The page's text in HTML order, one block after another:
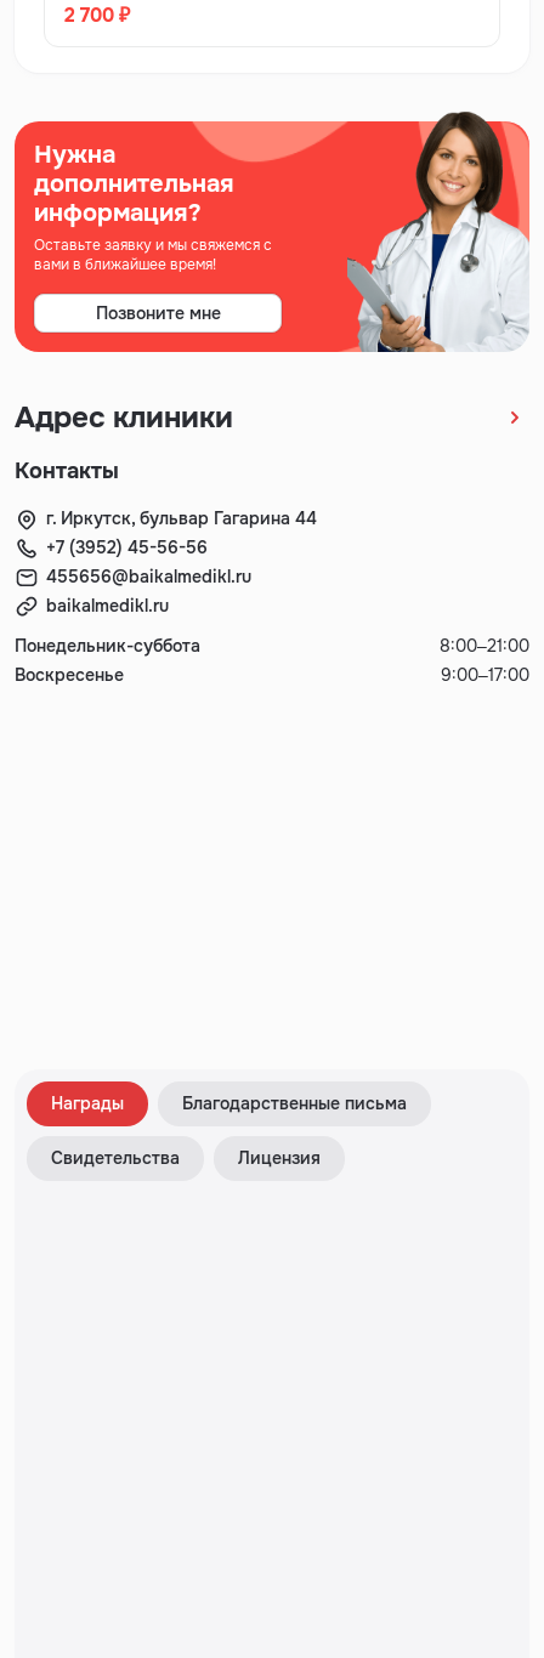
2 700 ₽
Нужна
дополнительная
информация?
Оставьте заявку и мы свяжемся с
вами в ближайшее время!
Позвоните мне
Адрес клиники
Контакты
г. Иркутск, бульвар Гагарина 44
+7 (3952) 45-56-56
455656@baikalmedikl.ru
baikalmedikl.ru
Понедельник-суббота
8:00–21:00
Воскресенье
9:00–17:00
Награды Благодарственные письма
Свидетельства Лицензия